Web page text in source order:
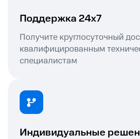
Поддержка 24х7
Получите круглосуточный
квалифицированным
специалистам
Индивидуальные